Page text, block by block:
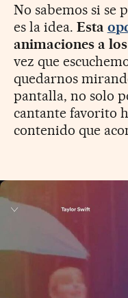
No sabemos si se
es la idea. Esta
animaciones a
vez que
quedarnos
pantalla, no solo
cantante favorito
contenido que